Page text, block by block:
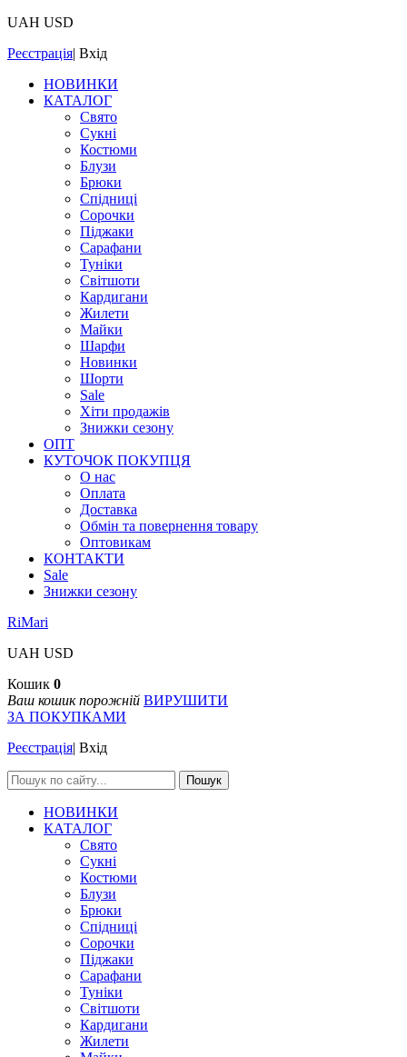
UAH USD
Реєстрація| Вхід
НОВИНКИ
КАТАЛОГ
Свято
Сукні
Костюми
Блузи
Брюки
Спідниці
Сорочки
Піджаки
Сарафани
Туніки
Світшоти
Кардигани
Жилети
Майки
Шарфи
Новинки
Шорти
Sale
Хіти продажів
Знижки сезону
ОПТ
КУТОЧОК ПОКУПЦЯ
О нас
Оплата
Доставка
Обмін та повернення товару
Оптовикам
КОНТАКТИ
Sale
Знижки сезону
RiMari
UAH USD
Кошик 0
Ваш кошик порожній ВИРУШИТИ
ЗА ПОКУПКАМИ
Реєстрація| Вхід
Пошук
НОВИНКИ
КАТАЛОГ
Свято
Сукні
Костюми
Блузи
Брюки
Спідниці
Сорочки
Піджаки
Сарафани
Туніки
Світшоти
Кардигани
Жилети